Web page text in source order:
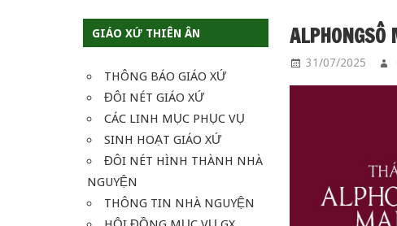
GIÁO XỨ THIÊN ÂN
THÔNG BÁO GIÁO XỨ
ĐÔI NÉT GIÁO XỨ
CÁC LINH MỤC PHỤC VỤ
SINH HOẠT GIÁO XỨ
ĐÔI NÉT HÌNH THÀNH NHÀ
NGUYỆN
THÔNG TIN NHÀ NGUYỆN
31/07/2025